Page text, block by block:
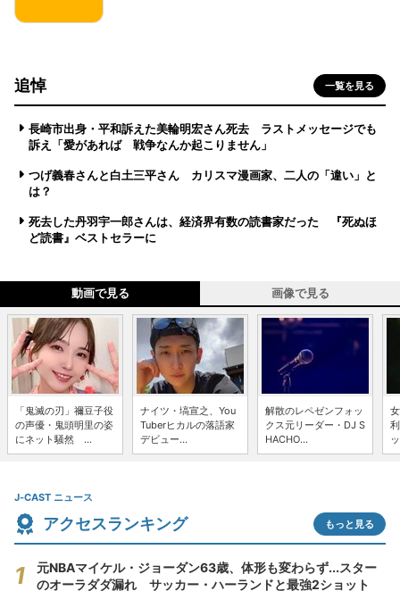
追悼 一覧を見る
長崎市出身・平和訴えた美輪明宏さん死去 ラストメッセージでも
訴え「愛があれば 戦争なんか起こりません」
つげ義春さんと白土三平さん カリスマ漫画家、二人の「違い」と
は？
死去した丹羽宇一郎さんは、経済界有数の読書家だった 『死ぬほ
ど読書』ベストセラーに
動画で見る 画像で見る
「鬼滅の刃」禰豆子役
の声優・鬼頭明里の姿
にネット騒然 ...
ナイツ・塙宣之、You
Tuberヒカルの落語家
デビュー...
解散のレペゼンフォッ
クス元リーダー・DJ S
HACHO...
J-CAST ニュース
アクセスランキング もっと見る
元NBAマイケル・ジョーダン63歳、体形も変わらず...スター
のオーラダダ漏れ サッカー・ハーランドと最強2ショット